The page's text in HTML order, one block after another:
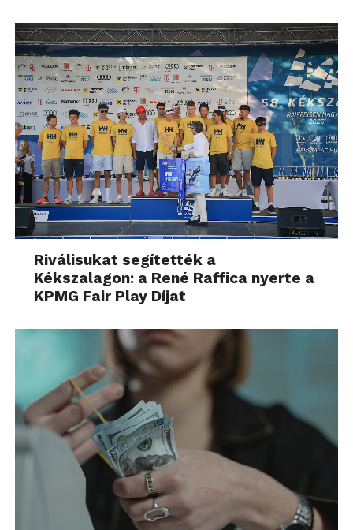
Riválisukat segítették a
Kékszalagon: a René Raffica nyerte a
KPMG Fair Play Díjat